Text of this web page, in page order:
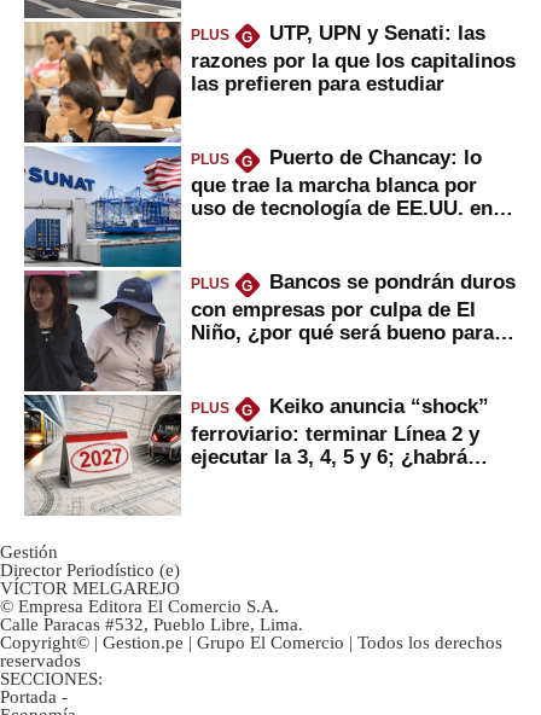
PLUS G
UTP, UPN y Senati: las
razones por la que los capitalinos
las prefieren para estudiar
PLUS G
Puerto de Chancay: lo
que trae la marcha blanca por
uso de tecnología de EE.UU. en
PLUS G
Bancos se pondrán duros
con empresas por culpa de El
Niño, ¿por qué será bueno para
PLUS G
Keiko anuncia “shock”
ferroviario: terminar Línea 2 y
ejecutar la 3, 4, 5 y 6; ¿habrá
Gestión
Director Periodístico (e)
VÍCTOR MELGAREJO
© Empresa Editora El Comercio S.A.
Calle Paracas #532, Pueblo Libre, Lima.
Copyright© | Gestion.pe | Grupo El Comercio | Todos los derechos
reservados
SECCIONES:
Portada -